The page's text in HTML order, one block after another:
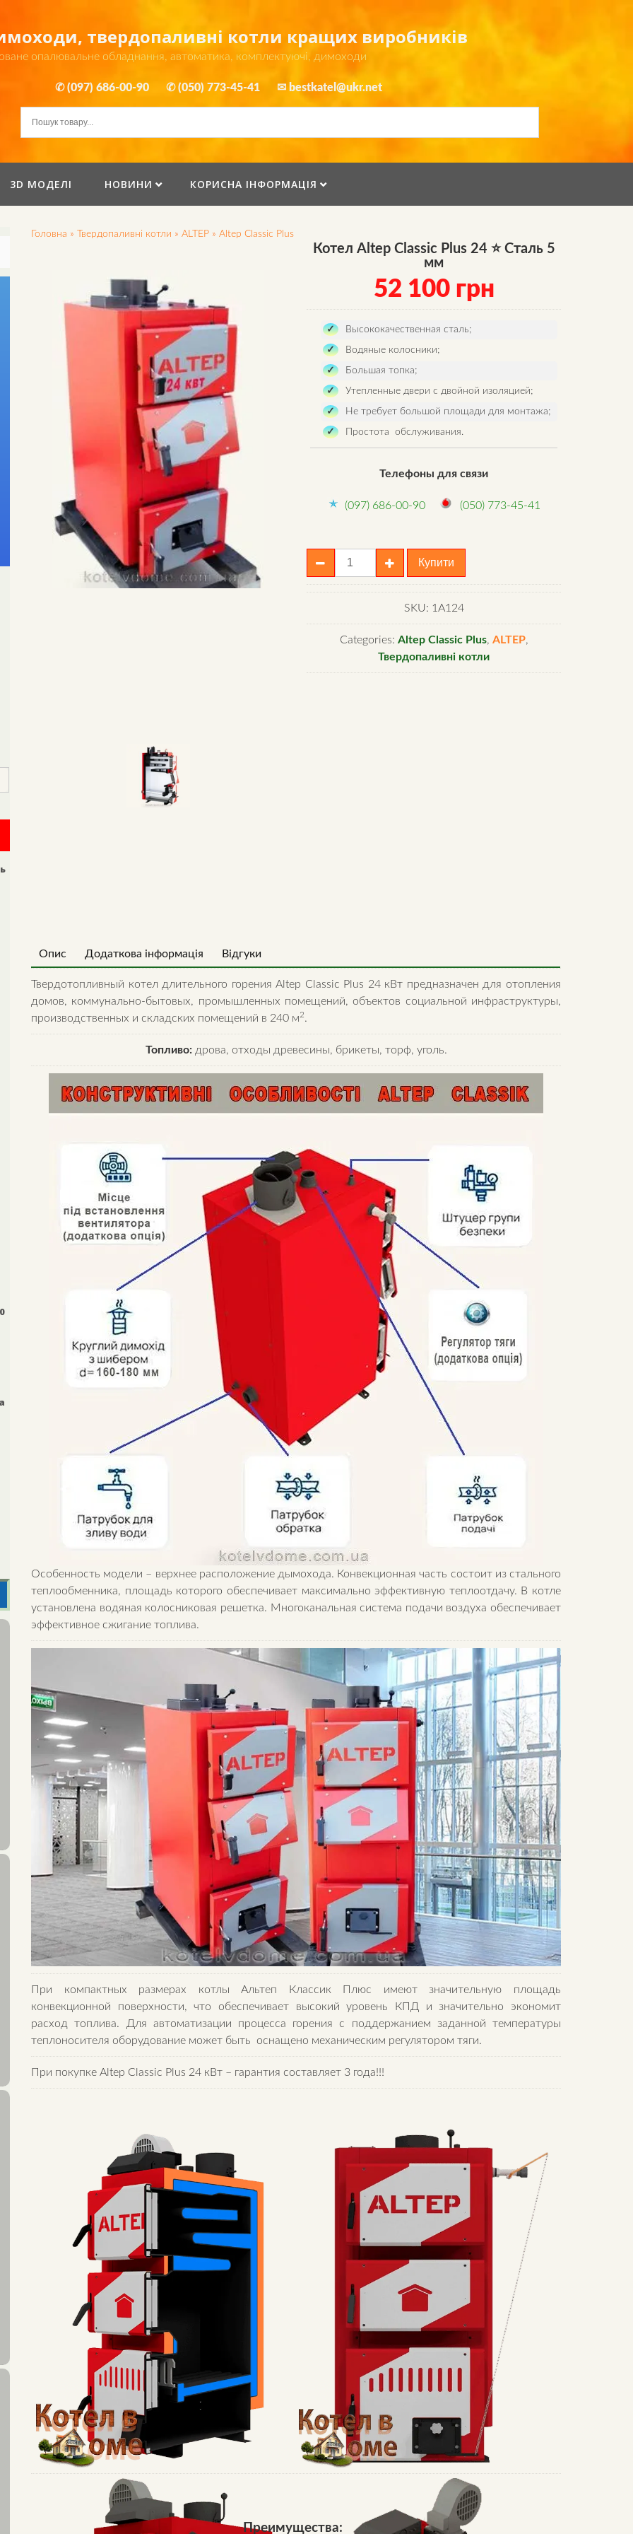
твердопаливні котли кращих виробників
опалювальне обладнання, автоматика, комплектуючі, димоходи
✆ (097) 686-00-90 ✆ (050) 773-45-41 ✉ bestkatel@ukr.net
3D МОДЕЛІ НОВИНИ КОРИСНА ІНФОРМАЦІЯ
Головна » Твердопаливні котли »ALTEP »Altep Classic Plus
Котел Altep Classic Plus 24 ⭐ Сталь 5
мм
52 100 грн
Высококачественная сталь;
Водяные колосники;
Большая топка;
Утепленные двери с двойной изоляцией;
Не требует большой площади для монтажа;
Простота обслуживания.
Телефоны для связи
(097) 686-00-90 (050) 773-45-41
Altep
Classic
24
5
Купити
SKU: 1A124
Categories: Altep Classic Plus, ALTEP,
Твердопаливні котли
Опис Додаткова інформація Відгуки
Твердотопливный котел длительного горения Altep Classiс Plus 24 кВт предназначен для отопления
домов, коммунально-бытовых, промышленных помещений, объектов социальной инфраструктуры,
производственных и складских помещений в 240 м2.
Топливо: дрова, отходы древесины, брикеты, торф, уголь.
Особенность модели – верхнее расположение дымохода. Конвекционная часть состоит из стального
теплообменника, площадь которого обеспечивает максимально эффективную теплоотдачу. В котле
установлена водяная колосниковая решетка. Многоканальная система подачи воздуха обеспечивает
эффективное сжигание топлива.
При компактных размерах котлы Альтеп Классик Плюс имеют значительную площадь
конвекционной поверхности, что обеспечивает высокий уровень КПД и значительно экономит
расход топлива. Для автоматизации процесса горения с поддержанием заданной температуры
теплоносителя оборудование может быть оснащено механическим регулятором тяги.
При покупке Altep Classic Plus 24 кВт – гарантия составляет 3 года!!!
Преимущества: